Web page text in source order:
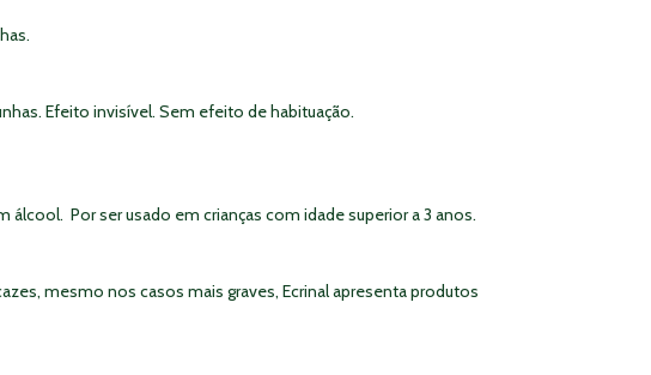
Efeito invisível. Sem efeito de habituação.
Por ser usado em crianças com idade superior a 3 anos.
mesmo nos casos mais graves, Ecrinal apresenta produtos